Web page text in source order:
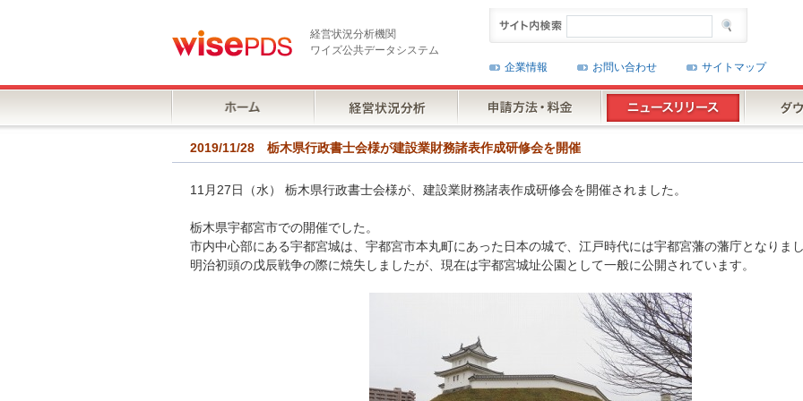
経営状況分析機関
ワイズ公共データシステム
企業情報
お問い合わせ サイトマップ
2019/11/28 栃木県行政書士会様が建設業財務諸表作成研修会を開催
11月27日（水） 栃木県行政書士会様が、建設業財務諸表作成研修会を開催されました。
栃木県宇都宮市での開催でした。
市内中心部にある宇都宮城は、宇都宮市本丸町にあった日本の城で、江戸時代には宇都宮藩の藩庁となりま
明治初頭の戊辰戦争の際に焼失しましたが、現在は宇都宮城址公園として一般に公開されています。